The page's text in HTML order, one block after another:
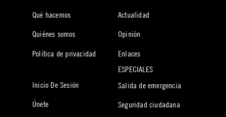
Qué hacemos
Quiénes somos
Política de privacidad
Inicio De Sesión
Únete
Actualidad
Opinión
Enlaces
ESPECIALES
Salida de emergencia
Seguridad ciudadana